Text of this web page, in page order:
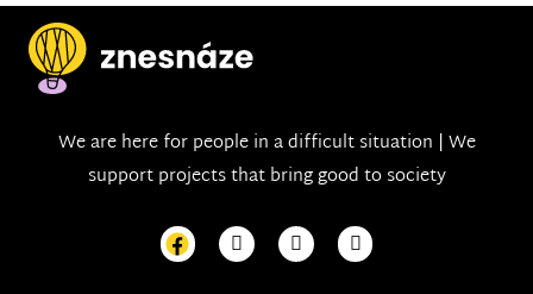
We are here for people in a difficult situation | We
support projects that bring good to society